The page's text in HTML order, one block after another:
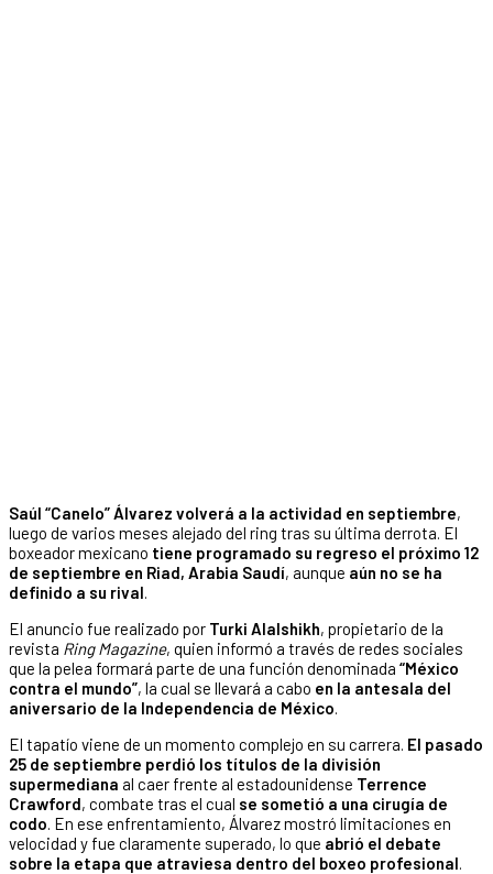
Saúl “Canelo” Álvarez volverá a la actividad en septiembre,
luego de varios meses alejado del ring tras su última derrota. El
boxeador mexicano tiene programado su regreso el próximo 12
de septiembre en Riad, Arabia Saudí, aunque aún no se ha
definido a su rival.
El anuncio fue realizado por Turki Alalshikh, propietario de la
revista Ring Magazine, quien informó a través de redes sociales
que la pelea formará parte de una función denominada “México
contra el mundo”, la cual se llevará a cabo en la antesala del
aniversario de la Independencia de México.
El tapatío viene de un momento complejo en su carrera. El pasado
25 de septiembre perdió los títulos de la división
supermediana al caer frente al estadounidense Terrence
Crawford, combate tras el cual se sometió a una cirugía de
codo. En ese enfrentamiento, Álvarez mostró limitaciones en
velocidad y fue claramente superado, lo que abrió el debate
sobre la etapa que atraviesa dentro del boxeo profesional.